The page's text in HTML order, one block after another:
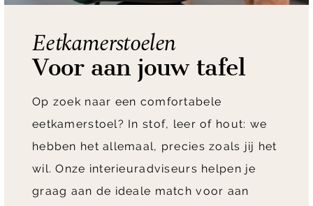
Eetkamerstoelen
Voor aan jouw tafel
Op zoek naar een comfortabele
eetkamerstoel? In stof, leer of hout: we
hebben het allemaal, precies zoals jij het
wil. Onze interieuradviseurs helpen je
graag aan de ideale match voor aan